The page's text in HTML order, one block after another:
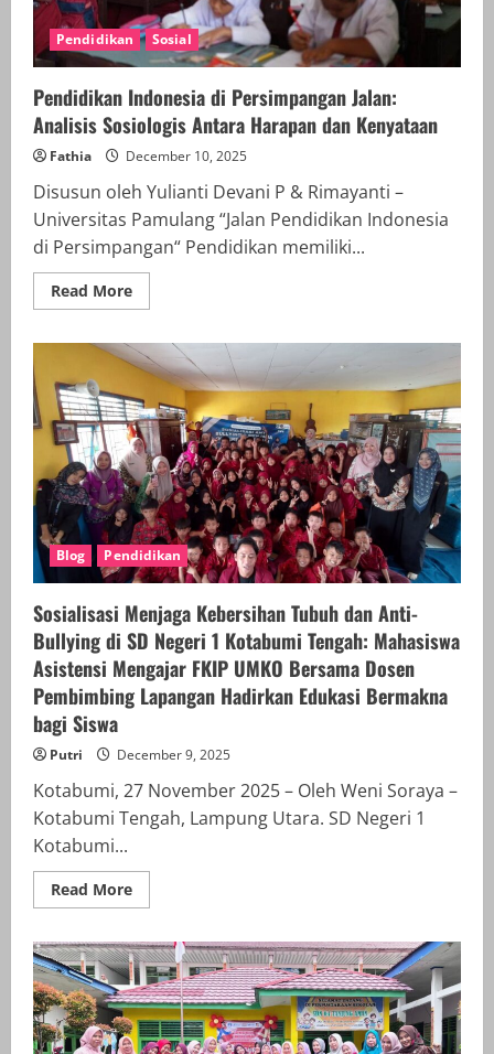
Pendidikan Sosial
Pendidikan Indonesia di Persimpangan Jalan:
Analisis Sosiologis Antara Harapan dan Kenyataan
Fathia December 10, 2025
Disusun oleh Yulianti Devani P & Rimayanti –
Universitas Pamulang “Jalan Pendidikan Indonesia
di Persimpangan“ Pendidikan memiliki...
Read MoreRead
more
Indonesia
di
Persimpangan
Jalan:
Analisis
Sosiologis
Antara
Harapan
dan
Kenyataan
Blog Pendidikan
Sosialisasi Menjaga Kebersihan Tubuh dan Anti-
Bullying di SD Negeri 1 Kotabumi Tengah: Mahasiswa
Asistensi Mengajar FKIP UMKO Bersama Dosen
Pembimbing Lapangan Hadirkan Edukasi Bermakna
bagi Siswa
Putri December 9, 2025
Kotabumi, 27 November 2025 – Oleh Weni Soraya –
Kotabumi Tengah, Lampung Utara. SD Negeri 1
Kotabumi...
Read MoreRead
more
Menjaga
Kebersihan
Tubuh
dan
Anti-
Bullying
di